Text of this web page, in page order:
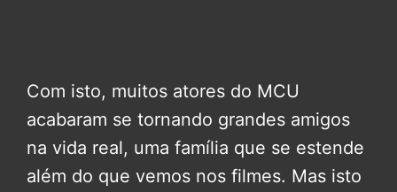
Com isto, muitos atores do MCU
acabaram se tornando grandes amigos
na vida real, uma família que se estende
além do que vemos nos filmes. Mas isto